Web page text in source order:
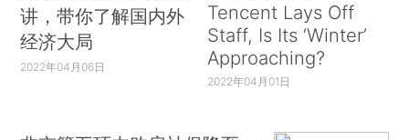
讲，带你了解国内外
经济大局
2022年04月06日
Tencent Lays Off
Staff, Is Its ‘Winter’
Approaching?
2022年04月01日